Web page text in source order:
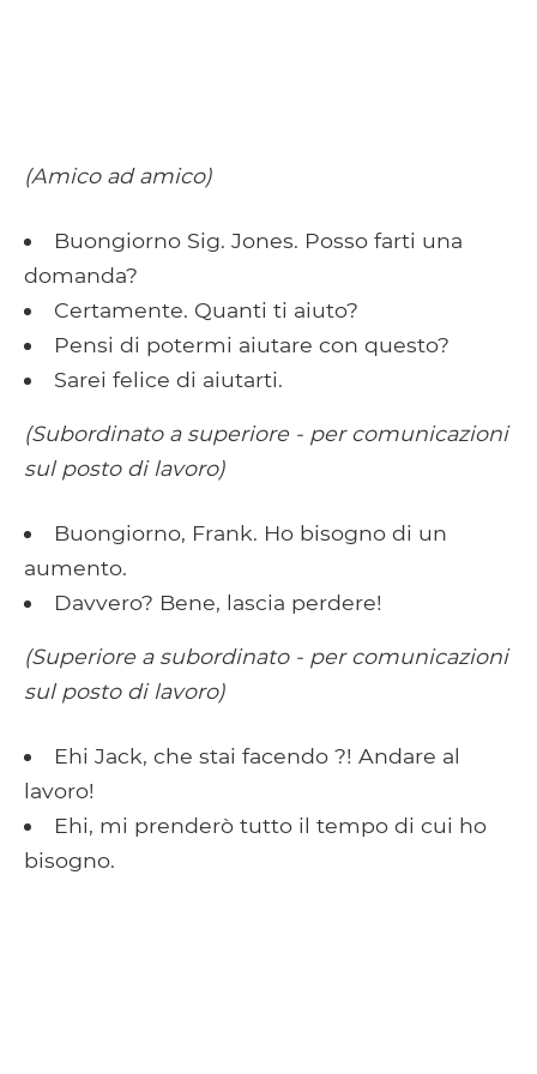
(Amico ad amico)
Buongiorno Sig. Jones. Posso farti una
domanda?
Certamente. Quanti ti aiuto?
Pensi di potermi aiutare con questo?
Sarei felice di aiutarti.
(Subordinato a superiore - per comunicazioni
sul posto di lavoro)
Buongiorno, Frank. Ho bisogno di un
aumento.
Davvero? Bene, lascia perdere!
(Superiore a subordinato - per comunicazioni
sul posto di lavoro)
Ehi Jack, che stai facendo ?! Andare al
lavoro!
Ehi, mi prenderò tutto il tempo di cui ho
bisogno.